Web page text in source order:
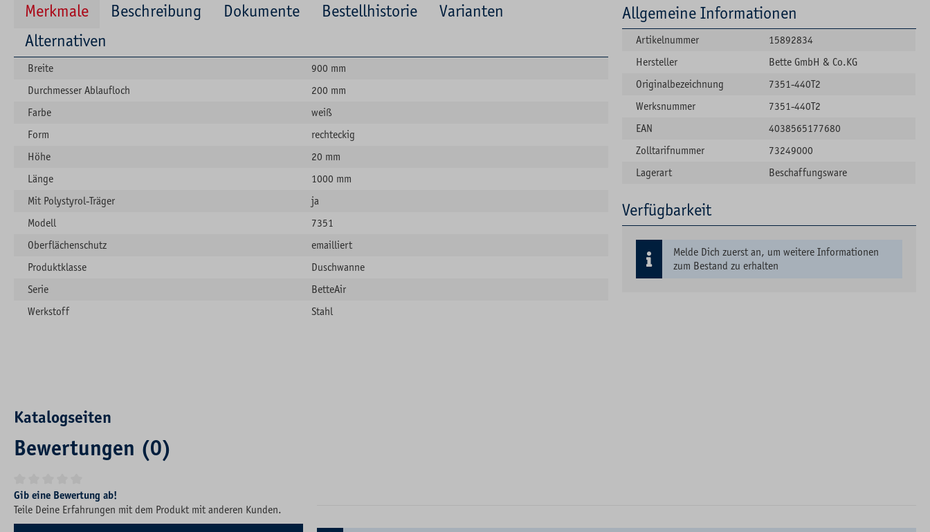
Merkmale Beschreibung Dokumente Bestellhistorie
Varianten
Alternativen
Breite
900 mm
Durchmesser Ablaufloch
200 mm
Farbe
weiß
Form
rechteckig
Höhe
20 mm
Länge
1000 mm
Mit Polystyrol-Träger
ja
Modell
7351
Oberflächenschutz
emailliert
Produktklasse
Duschwanne
Serie
BetteAir
Werkstoff
Stahl
Allgemeine Informationen
Artikelnummer
15892834
Hersteller
Bette GmbH & Co.KG
Originalbezeichnung
7351-440T2
Werksnummer
7351-440T2
EAN
4038565177680
Zolltarifnummer
73249000
Lagerart
Beschaffungsware
Verfügbarkeit
Melde Dich zuerst an, um weitere Informationen
zum Bestand zu erhalten
Katalogseiten
Bewertungen (0)
Durchschnittliche Bewertung von 0 von 5 Sternen
Gib eine Bewertung ab!
Teile Deine Erfahrungen mit dem Produkt mit anderen Kunden.